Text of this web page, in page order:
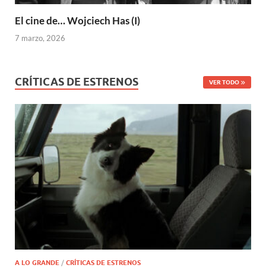
El cine de… Wojciech Has (I)
7 marzo, 2026
CRÍTICAS DE ESTRENOS VER TODO
A LO GRANDE / CRÍTICAS DE ESTRENOS